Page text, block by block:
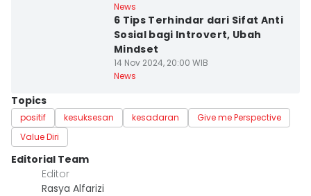
News
6 Tips Terhindar dari Sifat Anti
Sosial bagi Introvert, Ubah
Mindset
14 Nov 2024, 20:00 WIB
News
Topics
positif kesuksesan kesadaran
Give me Perspective
Value Diri
Editorial Team
Editor
Rasya Alfarizi